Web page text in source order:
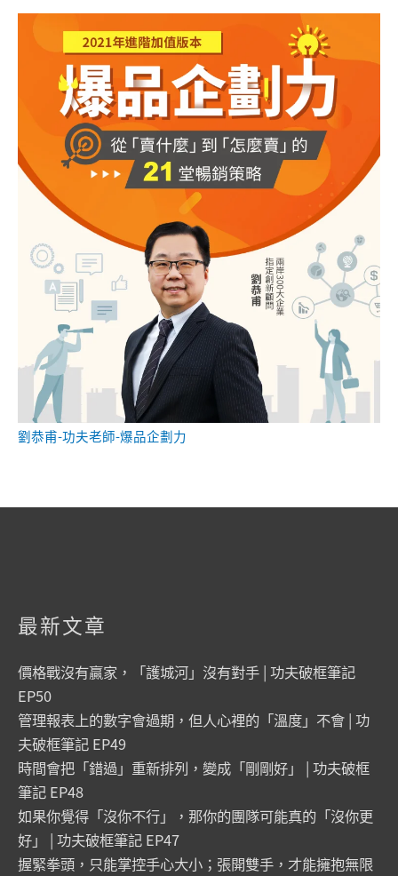
劉恭甫-功夫老師-爆品企劃力
最新文章
價格戰沒有贏家，「護城河」沒有對手 | 功夫破框筆記
EP50
管理報表上的數字會過期，但人心裡的「溫度」不會 | 功
夫破框筆記 EP49
時間會把「錯過」重新排列，變成「剛剛好」 | 功夫破框
筆記 EP48
如果你覺得「沒你不行」，那你的團隊可能真的「沒你更
好」 | 功夫破框筆記 EP47
握緊拳頭，只能掌控手心大小；張開雙手，才能擁抱無限